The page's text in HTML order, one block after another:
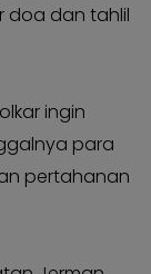
doa dan tahlil
ingin
para
pertahanan